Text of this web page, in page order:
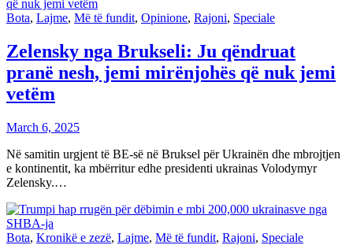
Bota, Lajme, Më të fundit, Opinione, Rajoni, Speciale
Zelensky nga Brukseli: Ju qëndruat
pranë nesh, jemi mirënjohës që nuk jemi
vetëm
March 6, 2025
Në samitin urgjent të BE-së në Bruksel për Ukrainën dhe mbrojtjen
e kontinentit, ka mbërritur edhe presidenti ukrainas Volodymyr
Zelensky.…
Bota, Kronikë e zezë, Lajme, Më të fundit, Rajoni, Speciale